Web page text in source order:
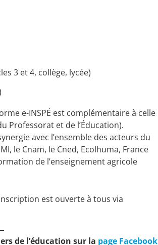
3 et 4, collège, lycée)
e-INSPÉ est complémentaire à celle
Professorat et de l’Éducation).
avec l’ensemble des acteurs du
le Cnam, le Cned, Ecolhuma, France
de l’enseignement agricole
est ouverte à tous via
de l’éducation sur la page Facebook